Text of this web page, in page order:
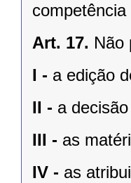
Art. 17. Não
I - a edição
II - a
III - as
IV - as